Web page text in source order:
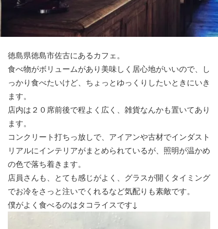
徳島県徳島市佐古にあるカフェ。
食べ物がボリュームがあり美味しく居心地がいいので、し
っかり食べたいけど、ちょっとゆっくりしたいときにいき
ます。
店内は２０席前後で程よく広く、雑貨なんかも置いてあり
ます。
コンクリート打ちっ放しで、アイアンや古材でインダスト
リアルにインテリアがまとめられているが、照明が温かめ
の色で落ち着きます。
店員さんも、とても感じがよく、グラスが開くタイミング
でお冷をさっと注いでくれるなど気配りも素敵です。
僕がよく食べるのはタコライスです↓